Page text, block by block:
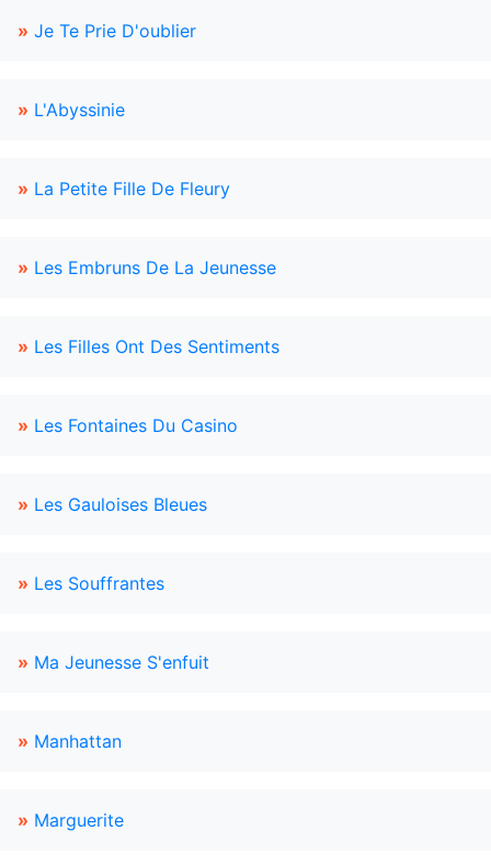
» Je Te Prie D'oublier
» L'Abyssinie
» La Petite Fille De Fleury
» Les Embruns De La Jeunesse
» Les Filles Ont Des Sentiments
» Les Fontaines Du Casino
» Les Gauloises Bleues
» Les Souffrantes
» Ma Jeunesse S'enfuit
» Manhattan
» Marguerite